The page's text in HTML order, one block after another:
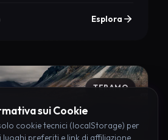
Esplora
TERAMO
sui Cookie
cookie tecnici (localStorage) per
luoghi preferiti e link di affiliazione